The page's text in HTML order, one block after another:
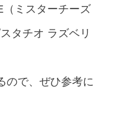
ミスターチーズ
タチオ ラズベリ
ので、ぜひ参考に